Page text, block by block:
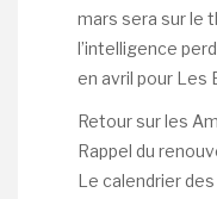
mars sera sur le
l’intelligence
en avril pour Les
Retour sur les
Rappel du
Le calendrier